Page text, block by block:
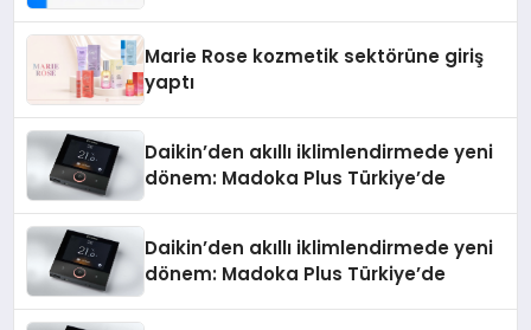
Marie Rose kozmetik sektörüne giriş
yaptı
Daikin’den akıllı iklimlendirmede yeni
dönem: Madoka Plus Türkiye’de
Daikin’den akıllı iklimlendirmede yeni
dönem: Madoka Plus Türkiye’de